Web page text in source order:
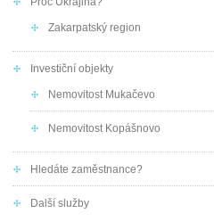
Zakarpatský region
Investiční objekty
Nemovitost Mukačevo
Nemovitost Kopášnovo
Hledáte zaměstnance?
Další služby